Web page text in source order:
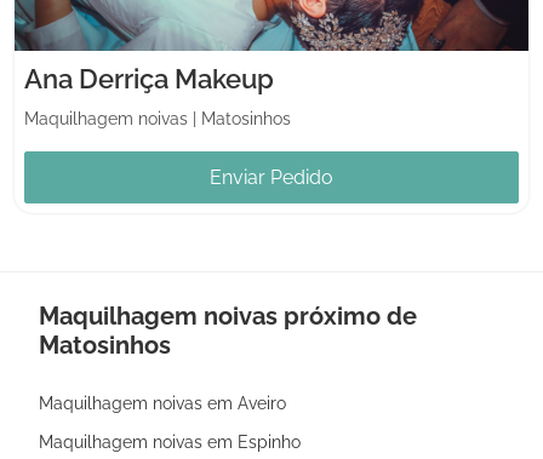
Ana Derriça Makeup
Maquilhagem noivas Matosinhos
Enviar Pedido
Maquilhagem noivas próximo de
Matosinhos
Maquilhagem noivas em Aveiro
Maquilhagem noivas em Espinho